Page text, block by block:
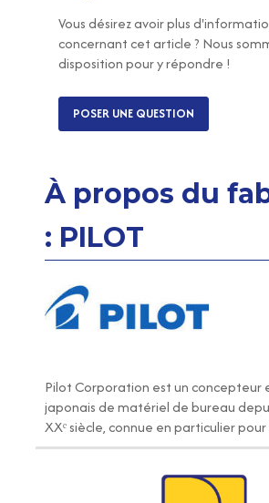
Vous désirez avoir plus
concernant cet article ? Nous
disposition pour y répondre !
POSER UNE QUESTION
À propos du
: PILOT
Pilot Corporation est un concepteur
japonais de matériel de bureau
XXᵉ siècle, connue en particulier pour